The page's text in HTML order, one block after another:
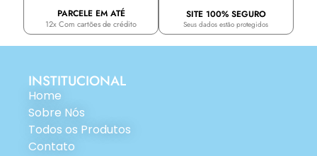
PARCELE EM ATÉ
12x Com cartões de crédito
SITE 100% SEGURO
Seus dados estão protegidos
INSTITUCIONAL
Home
Sobre Nós
Todos os Produtos
Contato